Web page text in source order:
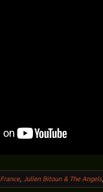
France, Julien Bitoun & The Angels,